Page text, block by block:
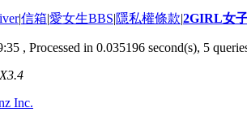
|信箱|愛女生BBS|隱私權條款|2GIRL女
, Processed in 0.035196 second(s), 5
X3.4
Inc.